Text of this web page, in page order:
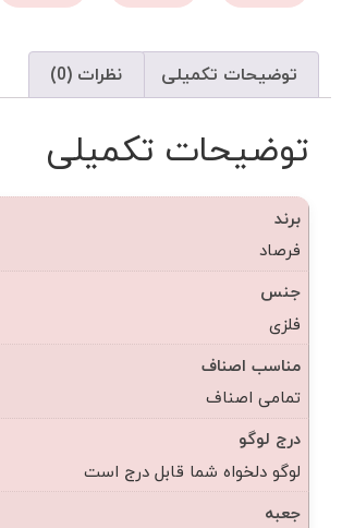
توضیحات تکمیلی نظرات (0)
توضیحات تکمیلی
برند
فرصاد
جنس
فلزی
مناسب اصناف
تمامی اصناف
درج لوگو
لوگو دلخواه شما قابل درج است
جعبه